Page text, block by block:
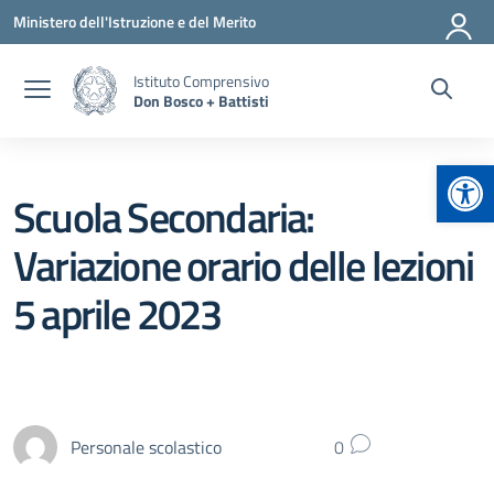
Vai ai contenuti
Vai al menu di navigazione
Vai al footer
Ministero dell'Istruzione e del Merito
Istituto Comprensivo
Don Bosco + Battisti
Scuola Secondaria:
Variazione orario delle lezioni
5 aprile 2023
Personale scolastico 0